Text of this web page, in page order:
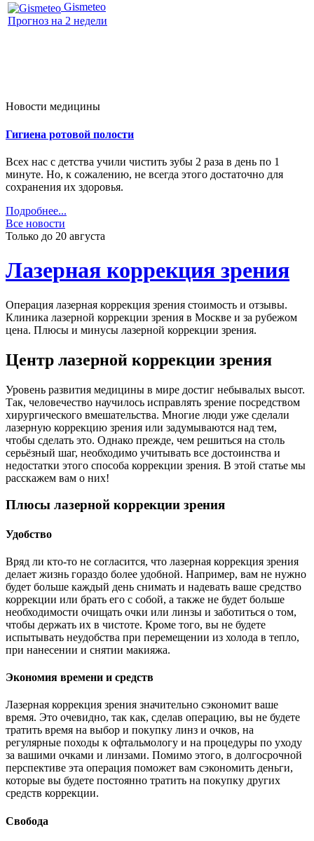
Gismeteo
Прогноз на 2 недели
Новости медицины
Гигиена ротовой полости
Всех нас с детства учили чистить зубы 2 раза в день по 1
минуте. Но, к сожалению, не всегда этого достаточно для
сохранения их здоровья.
Подробнее...
Все новости
Только до 20 августа
Лазерная коррекция зрения
Операция лазерная коррекция зрения стоимость и отзывы.
Клиника лазерной коррекции зрения в Москве и за рубежом
цена. Плюсы и минусы лазерной коррекции зрения.
Центр лазерной коррекции зрения
Уровень развития медицины в мире достиг небывалых высот.
Так, человечество научилось исправлять зрение посредством
хирургического вмешательства. Многие люди уже сделали
лазерную коррекцию зрения или задумываются над тем,
чтобы сделать это. Однако прежде, чем решиться на столь
серьёзный шаг, необходимо учитывать все достоинства и
недостатки этого способа коррекции зрения. В этой статье мы
расскажем вам о них!
Плюсы лазерной коррекции зрения
Удобство
Вряд ли кто-то не согласится, что лазерная коррекция зрения
делает жизнь гораздо более удобной. Например, вам не нужно
будет больше каждый день снимать и надевать ваше средство
коррекции или брать его с собой, а также не будет больше
необходимости очищать очки или линзы и заботиться о том,
чтобы держать их в чистоте. Кроме того, вы не будете
испытывать неудобства при перемещении из холода в тепло,
при нанесении и снятии макияжа.
Экономия времени и средств
Лазерная коррекция зрения значительно сэкономит ваше
время. Это очевидно, так как, сделав операцию, вы не будете
тратить время на выбор и покупку линз и очков, на
регулярные походы к офтальмологу и на процедуры по уходу
за вашими очками и линзами. Помимо этого, в долгосрочной
перспективе эта операция поможет вам сэкономить деньги,
которые вы будете постоянно тратить на покупку других
средств коррекции.
Свобода